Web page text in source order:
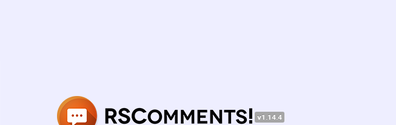
v1.14.4